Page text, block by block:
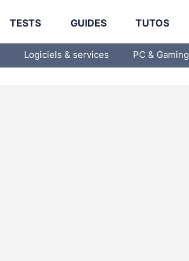
TESTS GUIDES TUTOS
Logiciels & services PC & Gaming